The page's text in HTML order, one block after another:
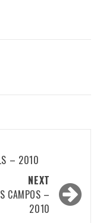
– 2010
NEXT
CAMPOS –
2010